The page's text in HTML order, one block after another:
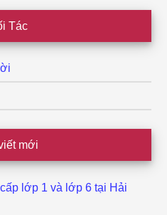
Tác
mới
lớp 1 và lớp 6 tại Hải